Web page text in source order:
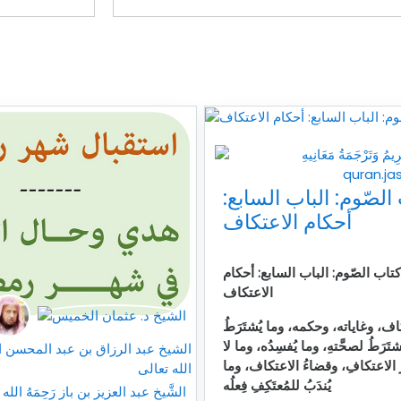
الباب السابع:
أحكام الاعتكاف
الصّوم:الباب السابع: أحكام
الاعتكاف
وغاياته، وحكمه، وما يُشتَرَطُ
لصحَّتهِ، وما يُفسِدُه، وما لا
وقضاءُ الاعتكاف، وما
يُندَبُ للمُعتَكِفِ فِعلُه